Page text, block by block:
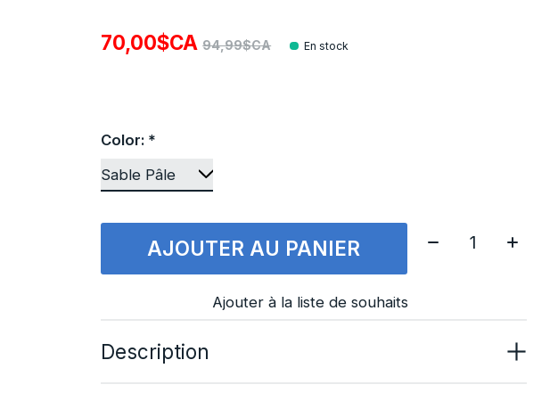
70,00$CA94,99$CA En stock
Color: *
AJOUTER AU PANIER
Quantité:
Ajouter à la liste de souhaits
Description